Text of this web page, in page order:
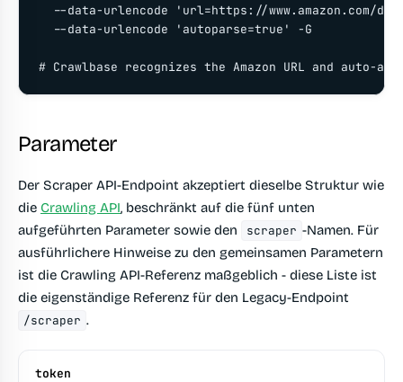
--data-urlencode 'url=https://www.amazon.com/dp/
  --data-urlencode 'autoparse=true' -G
# Crawlbase recognizes the Amazon URL and auto-
Parameter
Der Scraper API-Endpoint akzeptiert dieselbe Struktur wie
die Crawling API, beschränkt auf die fünf unten
aufgeführten Parameter sowie den
scraper -Namen. Für
ausführlichere Hinweise zu den gemeinsamen Parametern
ist die Crawling API-Referenz maßgeblich - diese Liste ist
die eigenständige Referenz für den Legacy-Endpoint
/scraper .
token